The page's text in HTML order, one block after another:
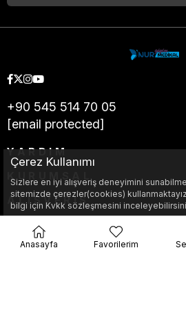
+90 545 514 70 05
[email protected]
YARDIM
ALIŞVERİŞ
Çerez Kullanımı
Sizlere en iyi alışveriş deneyimini
sitemizde çerezler(cookies)
bilgi için Kvkk sözleşmesini
Anasayfa Favorilerim